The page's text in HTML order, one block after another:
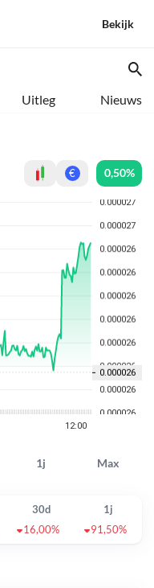
Bekijk
Uitleg Nieuws
€ 0,50%
1j Max
30d
1j
16,00% 91,50%